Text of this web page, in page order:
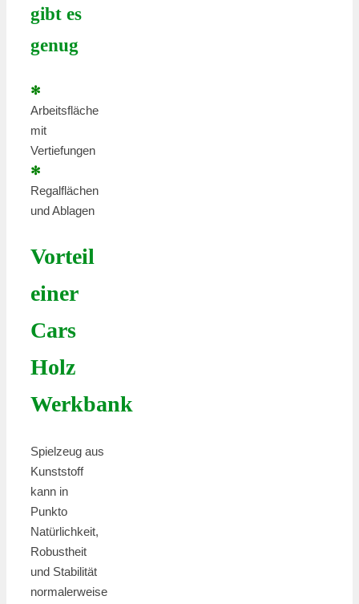
gibt es
genug
✻
Arbeitsfläche
mit
Vertiefungen
✻
Regalflächen
und Ablagen
Vorteil
einer
Cars
Holz
Werkbank
Spielzeug aus
Kunststoff
kann in
Punkto
Natürlichkeit,
Robustheit
und Stabilität
normalerweise